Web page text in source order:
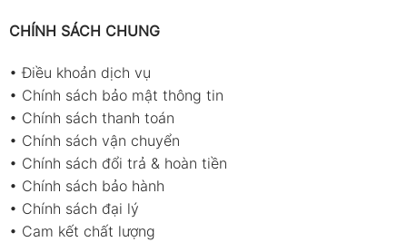
CHÍNH SÁCH CHUNG
•Điều khoản dịch vụ
• Chính sách bảo mật thông tin
• Chính sách thanh toán
• Chính sách vận chuyển
• Chính sách đổi trả & hoàn tiền
• Chính sách bảo hành
• Chính sách đại lý
• Cam kết chất lượng